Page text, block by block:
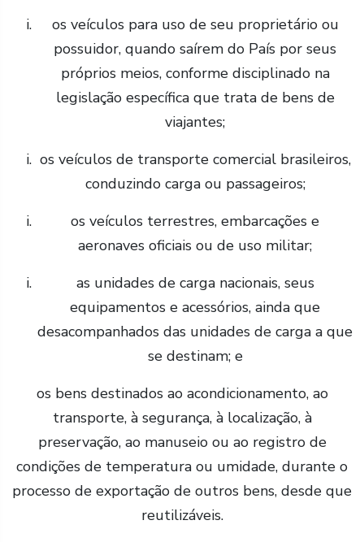
os veículos para uso de seu proprietário ou
possuidor, quando saírem do País por seus
próprios meios, conforme disciplinado na
legislação específica que trata de bens de
viajantes;
os veículos de transporte comercial brasileiros,
conduzindo carga ou passageiros;
os veículos terrestres, embarcações e
aeronaves oficiais ou de uso militar;
as unidades de carga nacionais, seus
equipamentos e acessórios, ainda que
desacompanhados das unidades de carga a que
se destinam; e
os bens destinados ao acondicionamento, ao
transporte, à segurança, à localização, à
preservação, ao manuseio ou ao registro de
condições de temperatura ou umidade, durante o
processo de exportação de outros bens, desde que
reutilizáveis.